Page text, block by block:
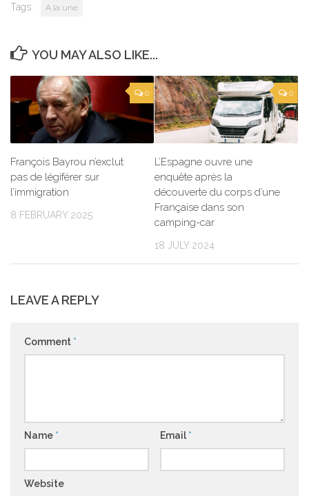
Tags: A la une
YOU MAY ALSO LIKE...
0
François Bayrou n’exclut
pas de légiférer sur
l’immigration
8 FEBRUARY 2025
0
L’Espagne ouvre une
enquête après la
découverte du corps d’une
Française dans son
camping-car
18 JULY 2024
LEAVE A REPLY
Comment *
Name * Email *
Website